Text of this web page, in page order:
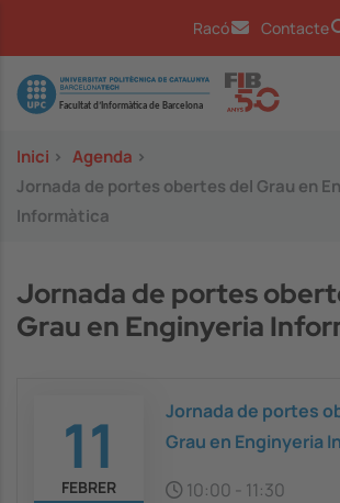
Racó Contacte
Image
Inici > Agenda >
Jornada de portes obertes del Grau en
Informàtica
Jornada de portes
Grau en Enginyeria
11
FEBRER
Jornada de portes
Grau en Enginyeria
10:00
11:30